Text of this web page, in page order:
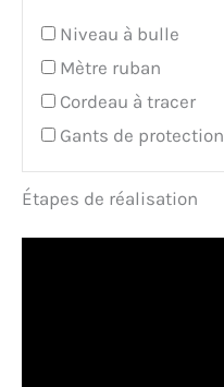
Niveau à bulle
Mètre ruban
Cordeau à tracer
Gants de protection
Étapes de réalisation